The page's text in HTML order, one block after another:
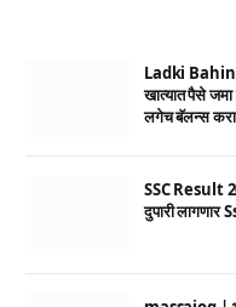
Ladki Bahin
खात्यात पैसे
लगेच बॅलन्स
SSC Result
दुपारी लागणार